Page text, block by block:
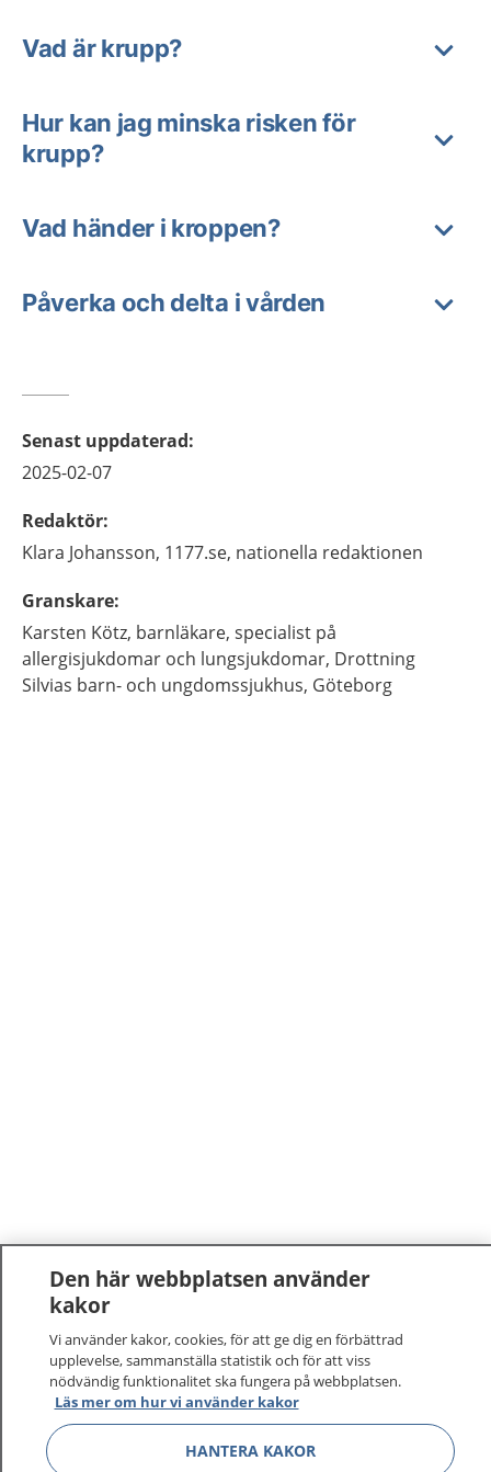
Vad är krupp?
Hur kan jag minska risken för
krupp?
Vad händer i kroppen?
Påverka och delta i vården
Senast uppdaterad:
2025-02-07
Redaktör:
Klara Johansson, 1177.se, nationella redaktionen
Granskare:
Karsten Kötz, barnläkare, specialist på
allergisjukdomar och lungsjukdomar, Drottning
Silvias barn- och ungdomssjukhus, Göteborg
1177 –tryggt om din hälsa och vård
På 1177.se får du råd om hälsa och information om
sjukdomar och vilka mottagningar du kan kontakta.
Logga in för att läsa din journal och göra dina
vårdärenden. Ring telefonnummer 1177 för
sjukvårdsrådgivning dygnet runt.
Den här webbplatsen använder
kakor
Vi använder kakor, cookies, för att ge dig en förbättrad
upplevelse, sammanställa statistik och för att viss
nödvändig funktionalitet ska fungera på webbplatsen.
Läs mer om hur vi använder kakor
HANTERA KAKOR